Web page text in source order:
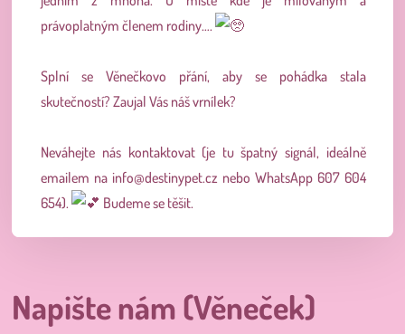
právoplatným členem rodiny….
Splní se Věnečkovo přání, aby se pohádka stala
skutečností? Zaujal Vás náš vrnílek?
Neváhejte nás kontaktovat (je tu špatný signál, ideálně
emailem na info@destinypet.cz nebo WhatsApp 607 604
654).
Budeme se těšit.
Napište nám (Věneček)